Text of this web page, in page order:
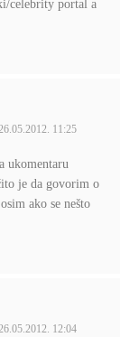
celebrity portal a
11:25
ukomentaru
je da govorim o
osim ako se nešto
12:04